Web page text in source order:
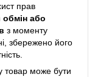
прав
обмін або
з моменту
збережено його
товар може бути